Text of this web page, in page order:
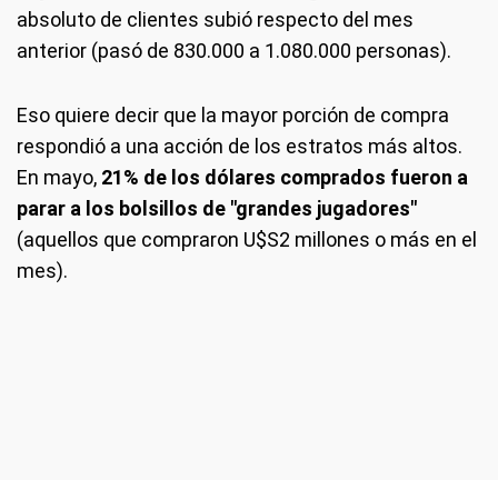
absoluto de clientes subió respecto del mes
anterior (pasó de 830.000 a 1.080.000 personas).
Eso quiere decir que la mayor porción de compra
respondió a una acción de los estratos más altos.
En mayo, 21% de los dólares comprados fueron a
parar a los bolsillos de "grandes jugadores"
(aquellos que compraron U$S2 millones o más en el
mes).